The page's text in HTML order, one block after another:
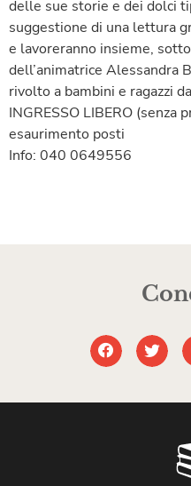
delle sue storie e dei dolci
suggestione di una lettura
e lavoreranno insieme,
dell’animatrice Alessandra
rivolto a bambini e ragazzi
INGRESSO LIBERO (senza
esaurimento posti
Info: 040 0649556